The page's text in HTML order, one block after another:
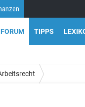
FORUM TIPPS